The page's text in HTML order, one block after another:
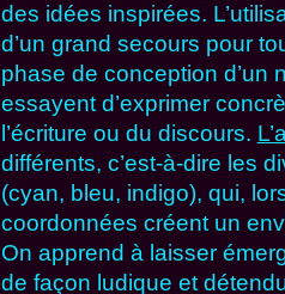
des idées inspirées.
d’un grand secours pour
phase de conception d’un
essayent d’exprimer
l’écriture ou du discours.
différents, c’est-à-dire les
(cyan, bleu, indigo), qui,
coordonnées créent un
On apprend à laisser
de façon ludique et